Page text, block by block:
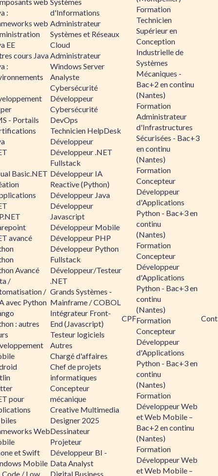
:
web
EE
cours Java
:
- Portails
Basic.NET
avancé
Avancé
/
/
avec Python
: autres
pour
Web
et Swift
Mobile
/ Low
d'Informations
Administrateur
Systèmes et Réseaux
Cloud
Administrateur
Windows Server
Analyste
Cybersécurité
Développeur
Cybersécurité
DevOps
Technicien HelpDesk
Développeur
Développeur .NET
Fullstack
Développeur IA
Reactive (Python)
Développeur Java
Développeur
Javascript
Développeur Mobile
Développeur PHP
Développeur Python
Fullstack
Développeur/Testeur
.NET
Grands Systèmes -
Mainframe / COBOL
Intégrateur Front-
End (Javascript)
Testeur logiciels
Autres
Chargé d'affaires
Chef de projets
informatiques
Concepteur
mécanique
Creative Multimedia
Designer 2025
Dessinateur
Projeteur
Développeur BI -
Data Analyst
Digital Business
CPF
Formation
Technicien
Supérieur en
Conception
Industrielle de
Systèmes
Mécaniques -
Bac+2 en continu
(Nantes)
Formation
Administrateur
d'Infrastructures
Sécurisées - Bac+3
en continu
(Nantes)
Formation
Concepteur
Développeur
d'Applications
Python - Bac+3 en
continu
(Nantes)
Formation
Concepteur
Développeur
d'Applications
Python - Bac+3 en
continu
(Nantes)
Formation
Concepteur
Développeur
d'Applications
Python - Bac+3 en
continu
(Nantes)
Formation
Développeur Web
et Web Mobile –
Bac+2 en continu
(Nantes)
Formation
Développeur Web
et Web Mobile –